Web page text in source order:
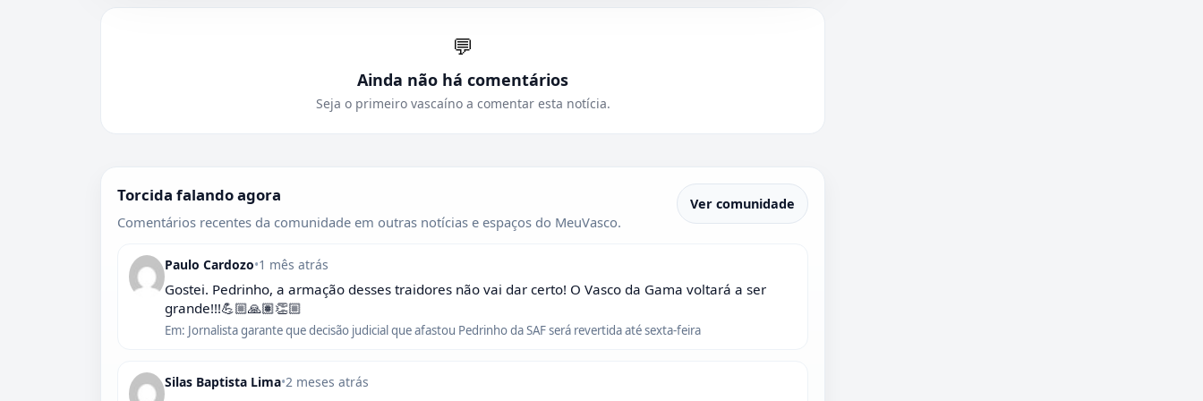
💬
Ainda não há comentários
Seja o primeiro vascaíno a comentar esta notícia.
Torcida falando agora
Comentários recentes da comunidade em outras notícias e espaços do MeuVasco.
Ver comunidade
Paulo Cardozo•1 mês atrás
Gostei. Pedrinho, a armação desses traidores não vai dar certo! O Vasco da Gama voltará a ser
grande!!!💪🏼🙏🏽👏🏼
Em: Jornalista garante que decisão judicial que afastou Pedrinho da SAF será revertida até sexta-feira
Silas Baptista Lima•2 meses atrás